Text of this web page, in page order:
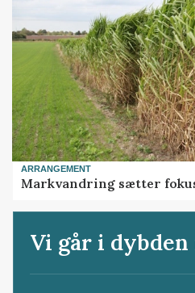
ARRANGEMENT
Markvandring sætter
Vi går i dybden